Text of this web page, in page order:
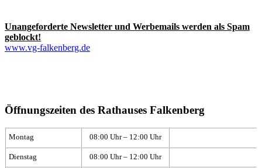
Unangeforderte Newsletter und Werbemails werden als Spam
geblockt!
www.vg-falkenberg.de
Öffnungszeiten des Rathauses Falkenberg
Montag 08:00 Uhr – 12:00 Uhr
Dienstag 08:00 Uhr – 12:00 Uhr